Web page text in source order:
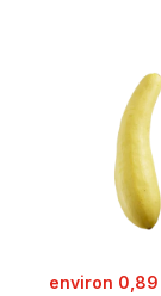
sale:
environ